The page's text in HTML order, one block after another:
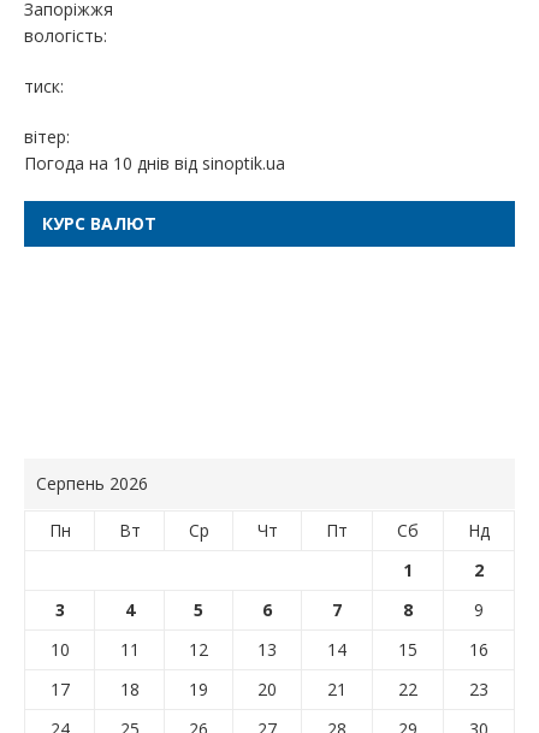
Запоріжжя
вологість:
тиск:
вітер:
Погода на 10 днів від sinoptik.ua
КУРС ВАЛЮТ
Серпень 2026
Пн Вт Ср Чт Пт Сб
Нд
1
2
3
4 5 6 7 8
9
10
11 12 13 14 15
16
17
18 19 20 21 22
23